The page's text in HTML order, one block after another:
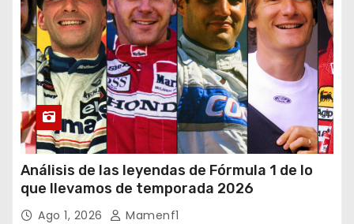
Análisis de las leyendas de Fórmula 1 de lo
que llevamos de temporada 2026
Ago 1, 2026 Mamenf1